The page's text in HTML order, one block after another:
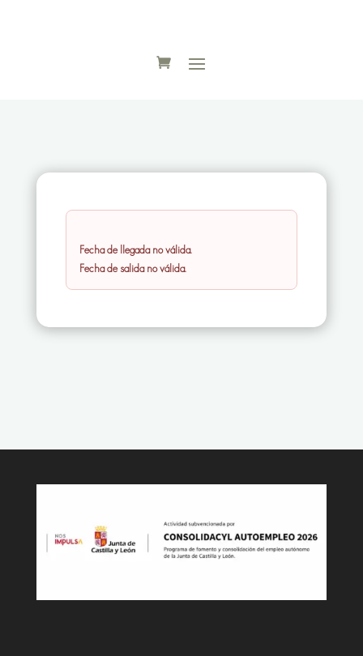
Fecha de llegada no válida.
Fecha de salida no válida.